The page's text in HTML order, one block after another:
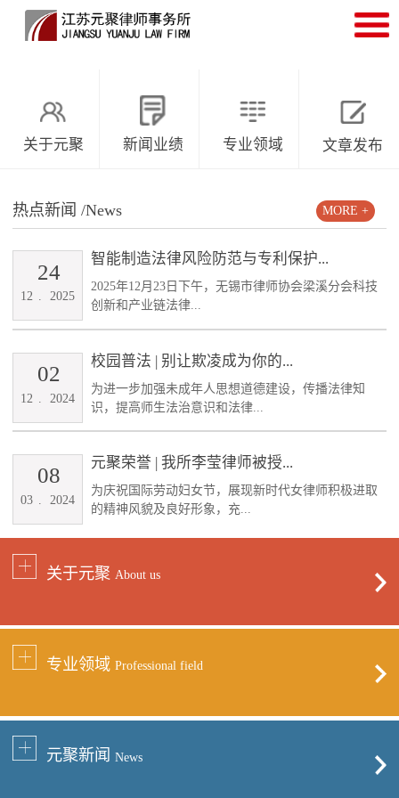
关于元聚 新闻业绩 专业领域 文章发布
热点新闻 /News
智能制造法律风险防范与专利保护...
2025年12月23日下午，无锡市律师协会梁溪分会科技
创新和产业链法律...
12 . 2025
24
校园普法 | 别让欺凌成为你的...
为进一步加强未成年人思想道德建设，传播法律知
识，提高师生法治意识和法律...
12 2024
02
元聚荣誉 | 我所李莹律师被授...
为庆祝国际劳动妇女节，展现新时代女律师积极进取
的精神风貌及良好形象，充...
03 2024
08
MORE +
关于元聚 About us
专业领域 Professional field
元聚新闻 News